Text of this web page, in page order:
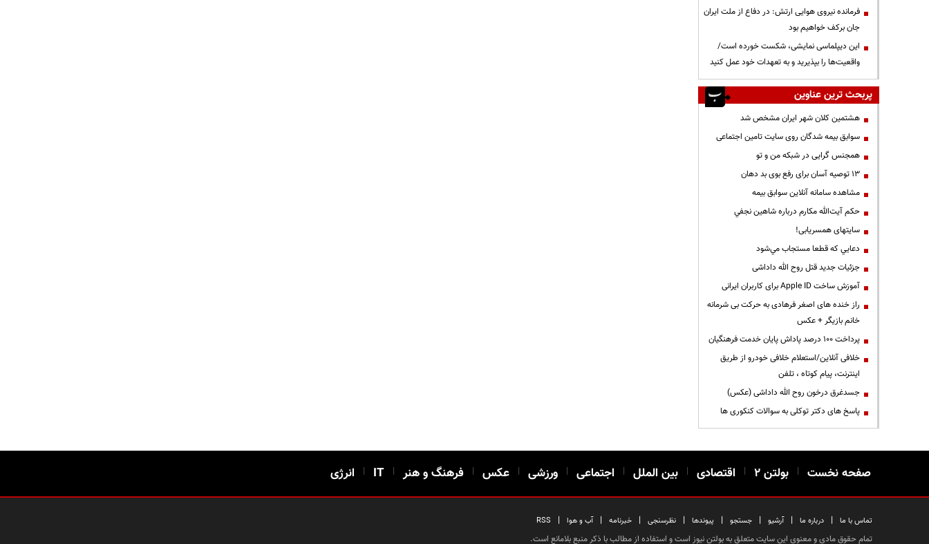
فرمانده نیروی هوایی ارتش: در دفاع از ملت ایران
جان برکف خواهیم بود
این دیپلماسی نمایشی، شکست خورده است/
واقعیت‌ها را بپذیرید و به تعهدات خود عمل کنید
پربحث ترین عناوین
هشتمین کلان شهر ایران مشخص شد
سوابق بیمه شدگان روی سایت تامین اجتماعی
همجنس گرایی در شبکه من و تو
13 توصیه آسان برای رفع بوی بد دهان
مشاهده سامانه آنلاين سوابق بیمه
حكم آيت‌الله مكارم درباره شاهين نجفي
سایتهای همسریابی!
دعايي كه قطعا مستجاب مي‌شود
جزئیات جدید قتل روح الله داداشی
آموزش ساخت Apple ID برای کاربران ایرانی
راز خنده های اصغر فرهادی به حرکت بی شرمانه
خانم بازیگر + عکس
پرداخت ۱۰۰ درصد پاداش پایان خدمت فرهنگیان
خلافی آنلاین/استعلام خلافی خودرو از طریق
اینترنت، پیام کوتاه ، تلفن
جسدغرق درخون روح الله داداشی (عکس)
پاسخ های دکتر توکلی به سوالات کنکوری ها
صفحه نخست | بولتن ۲ | اقتصادی | بین الملل | اجتماعی | ورزشی | عکس | فرهنگ و هنر |
IT
| انرژی
تماس با ما | درباره ما | آرشیو | جستجو | پیوندها | نظرسنجی | خبرنامه | آب و هوا |
RSS
تمام حقوق مادی و معنوی این سایت متعلق به بولتن نیوز است و استفاده از مطالب با ذکر منبع بلامانع است.